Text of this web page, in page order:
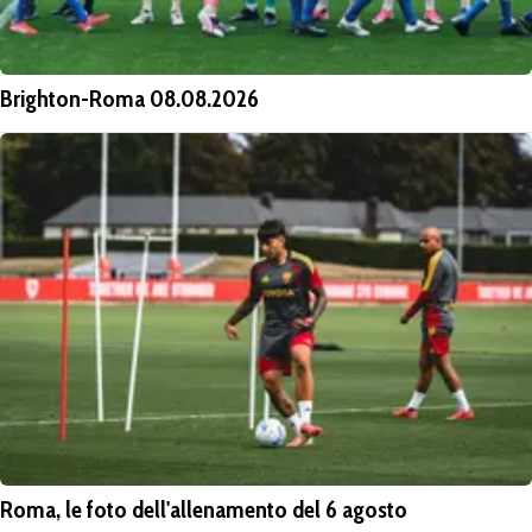
Brighton-Roma 08.08.2026
Roma, le foto dell'allenamento del 6 agosto